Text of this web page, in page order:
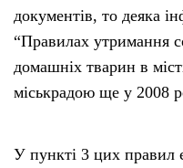
документів, то деяка
“Правилах утримання
домашніх тварин в
міськрадою ще у 2008
У пункті 3 цих правил